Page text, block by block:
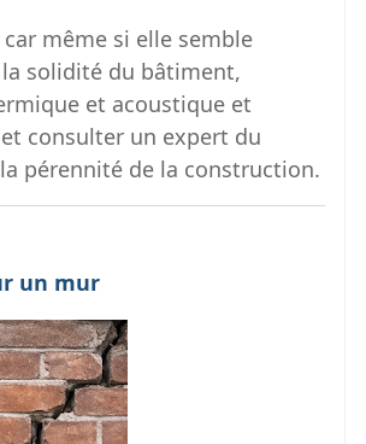
même si elle semble
solidité du bâtiment,
et acoustique et
consulter un expert du
pérennité de la construction.
un mur